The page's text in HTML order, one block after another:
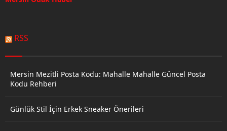
RSS
Mersin Mezitli Posta Kodu: Mahalle Mahalle Güncel Posta
Kodu Rehberi
Günlük Stil İçin Erkek Sneaker Önerileri